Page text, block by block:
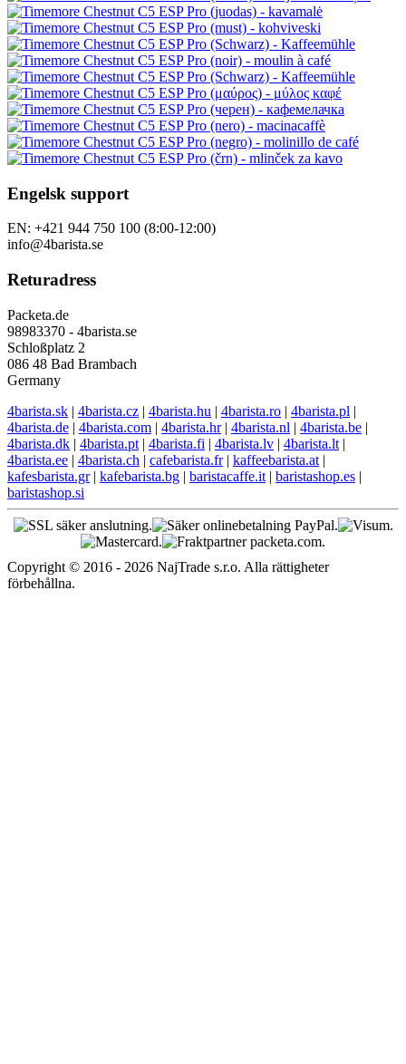
Engelsk support
EN: +421 944 750 100 (8:00-12:00)
info@4barista.se
Returadress
Packeta.de
98983370 - 4barista.se
Schloßplatz 2
086 48 Bad Brambach
Germany
4barista.sk | 4barista.cz | 4barista.hu | 4barista.ro | 4barista.pl |
4barista.de | 4barista.com | 4barista.hr| 4barista.nl | 4barista.be |
4barista.dk | 4barista.pt | 4barista.fi | 4barista.lv | 4barista.lt |
4barista.ee | 4barista.ch | cafebarista.fr| kaffeebarista.at |
kafesbarista.gr| kafebarista.bg | baristacaffe.it | baristashop.es |
baristashop.si
Copyright © 2016 - 2026 NajTrade s.r.o. Alla rättigheter
förbehållna.